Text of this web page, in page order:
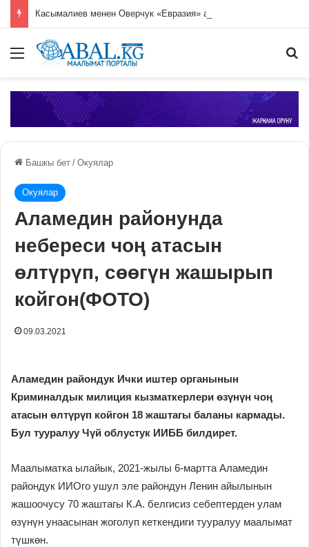
Меню
Башкы бет / Окуялар
Окуялар
Аламедин районунда
небереси чоң атасын
өлтүрүп, сөөгүн жашырып
койгон(ФОТО)
09.03.2021
Аламедин райондук Ички иштер органынын
Криминалдык милиция кызматкерлери өзүнүн чоң
атасын өлтүрүп койгон 18 жаштагы баланы кармады.
Бул тууралуу Чүй облустук ИИББ билдирет.
Маалыматка ылайык, 2021-жылы 6-мартта Аламедин
райондук ИИОго ушул эле райондун Ленин айылынын
жашоочусу 70 жаштагы К.А. белгисиз себептерден улам
өзүнүн унаасынан жоголуп кеткендиги тууралуу маалымат
түшкөн.